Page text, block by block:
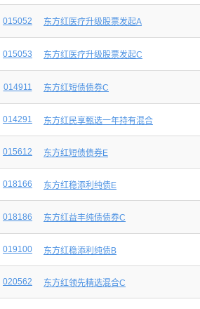
015052 东方红医疗升级股票发起A
015053 东方红医疗升级股票发起C
014911 东方红短债债券C
014291 东方红民享甄选一年持有混合
015612 东方红短债债券E
018166 东方红稳添利纯债E
018186 东方红益丰纯债债券C
019100 东方红稳添利纯债B
020562 东方红领先精选混合C